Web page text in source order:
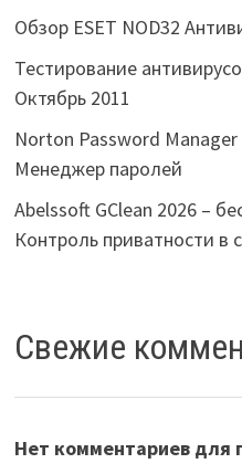
Обзор ESET NOD32
Тестирование
Октябрь 2011
Norton Password
Менеджер паролей
Abelssoft GClean 2026 –
Контроль приватности в
Свежие
Нет комментариев для